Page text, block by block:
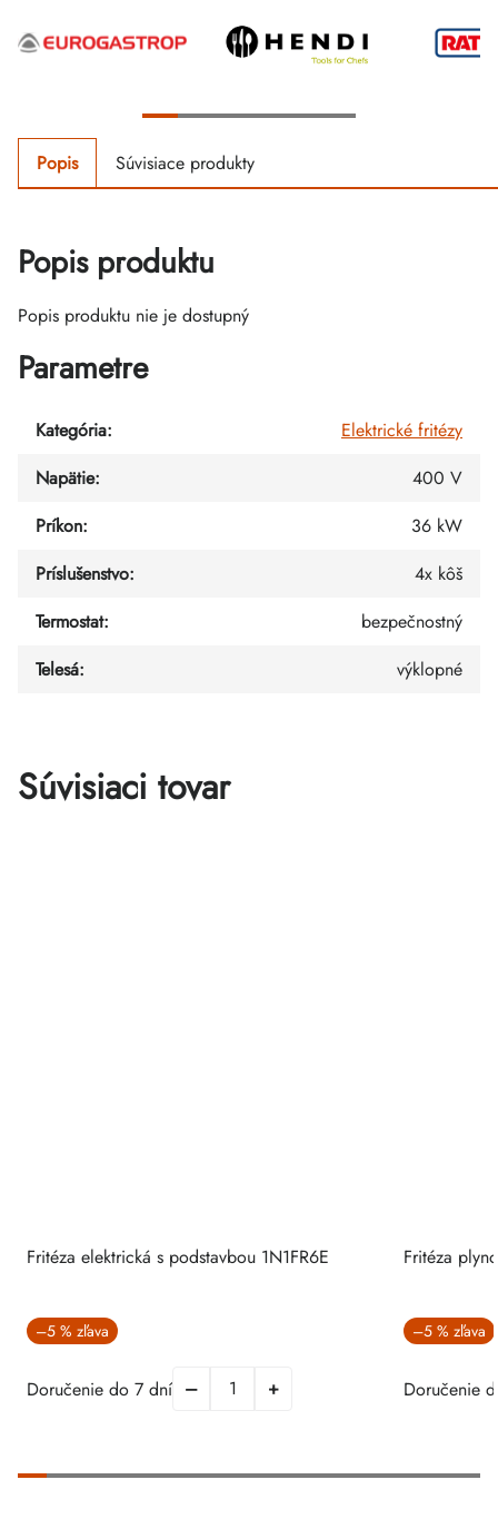
Popis Súvisiace produkty
Popis produktu
Popis produktu nie je dostupný
Parametre
Kategória:
Elektrické fritézy
Napätie:
400 V
Príkon:
36 kW
Príslušenstvo:
4x kôš
Termostat:
bezpečnostný
Telesá: výklopné
Súvisiaci tovar
Fritéza elektrická s podstavbou 1N1FR6E
–5 %
Doručenie do 7 dní
Fritéza
–5 %
Doručenie